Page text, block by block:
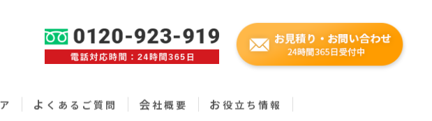
よ くあるご質問 会社概要 お 役立ち情報